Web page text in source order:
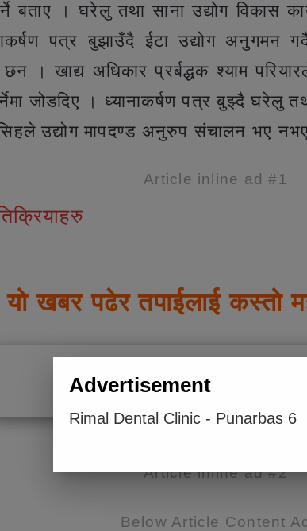
बताए । घरेलु तथा साना उद्योग विकास
पत्र बुझाउँदै ईटा उद्योग अनुगमन
। खाद्य अधिकार प्रर्बद्धक श्याम
जोडदिए । ध्यानाकर्षण पत्र बुझ्दै घरेलु
उद्योग मापदण्ड अनुरुप संचालन भए
Article inline ad #1
यो खबर पढेर तपाईलाई कस्तो
Article inline ad #2
Below Article Content Ad
Advertisement
Rimal Dental Clinic - Punarbas 6